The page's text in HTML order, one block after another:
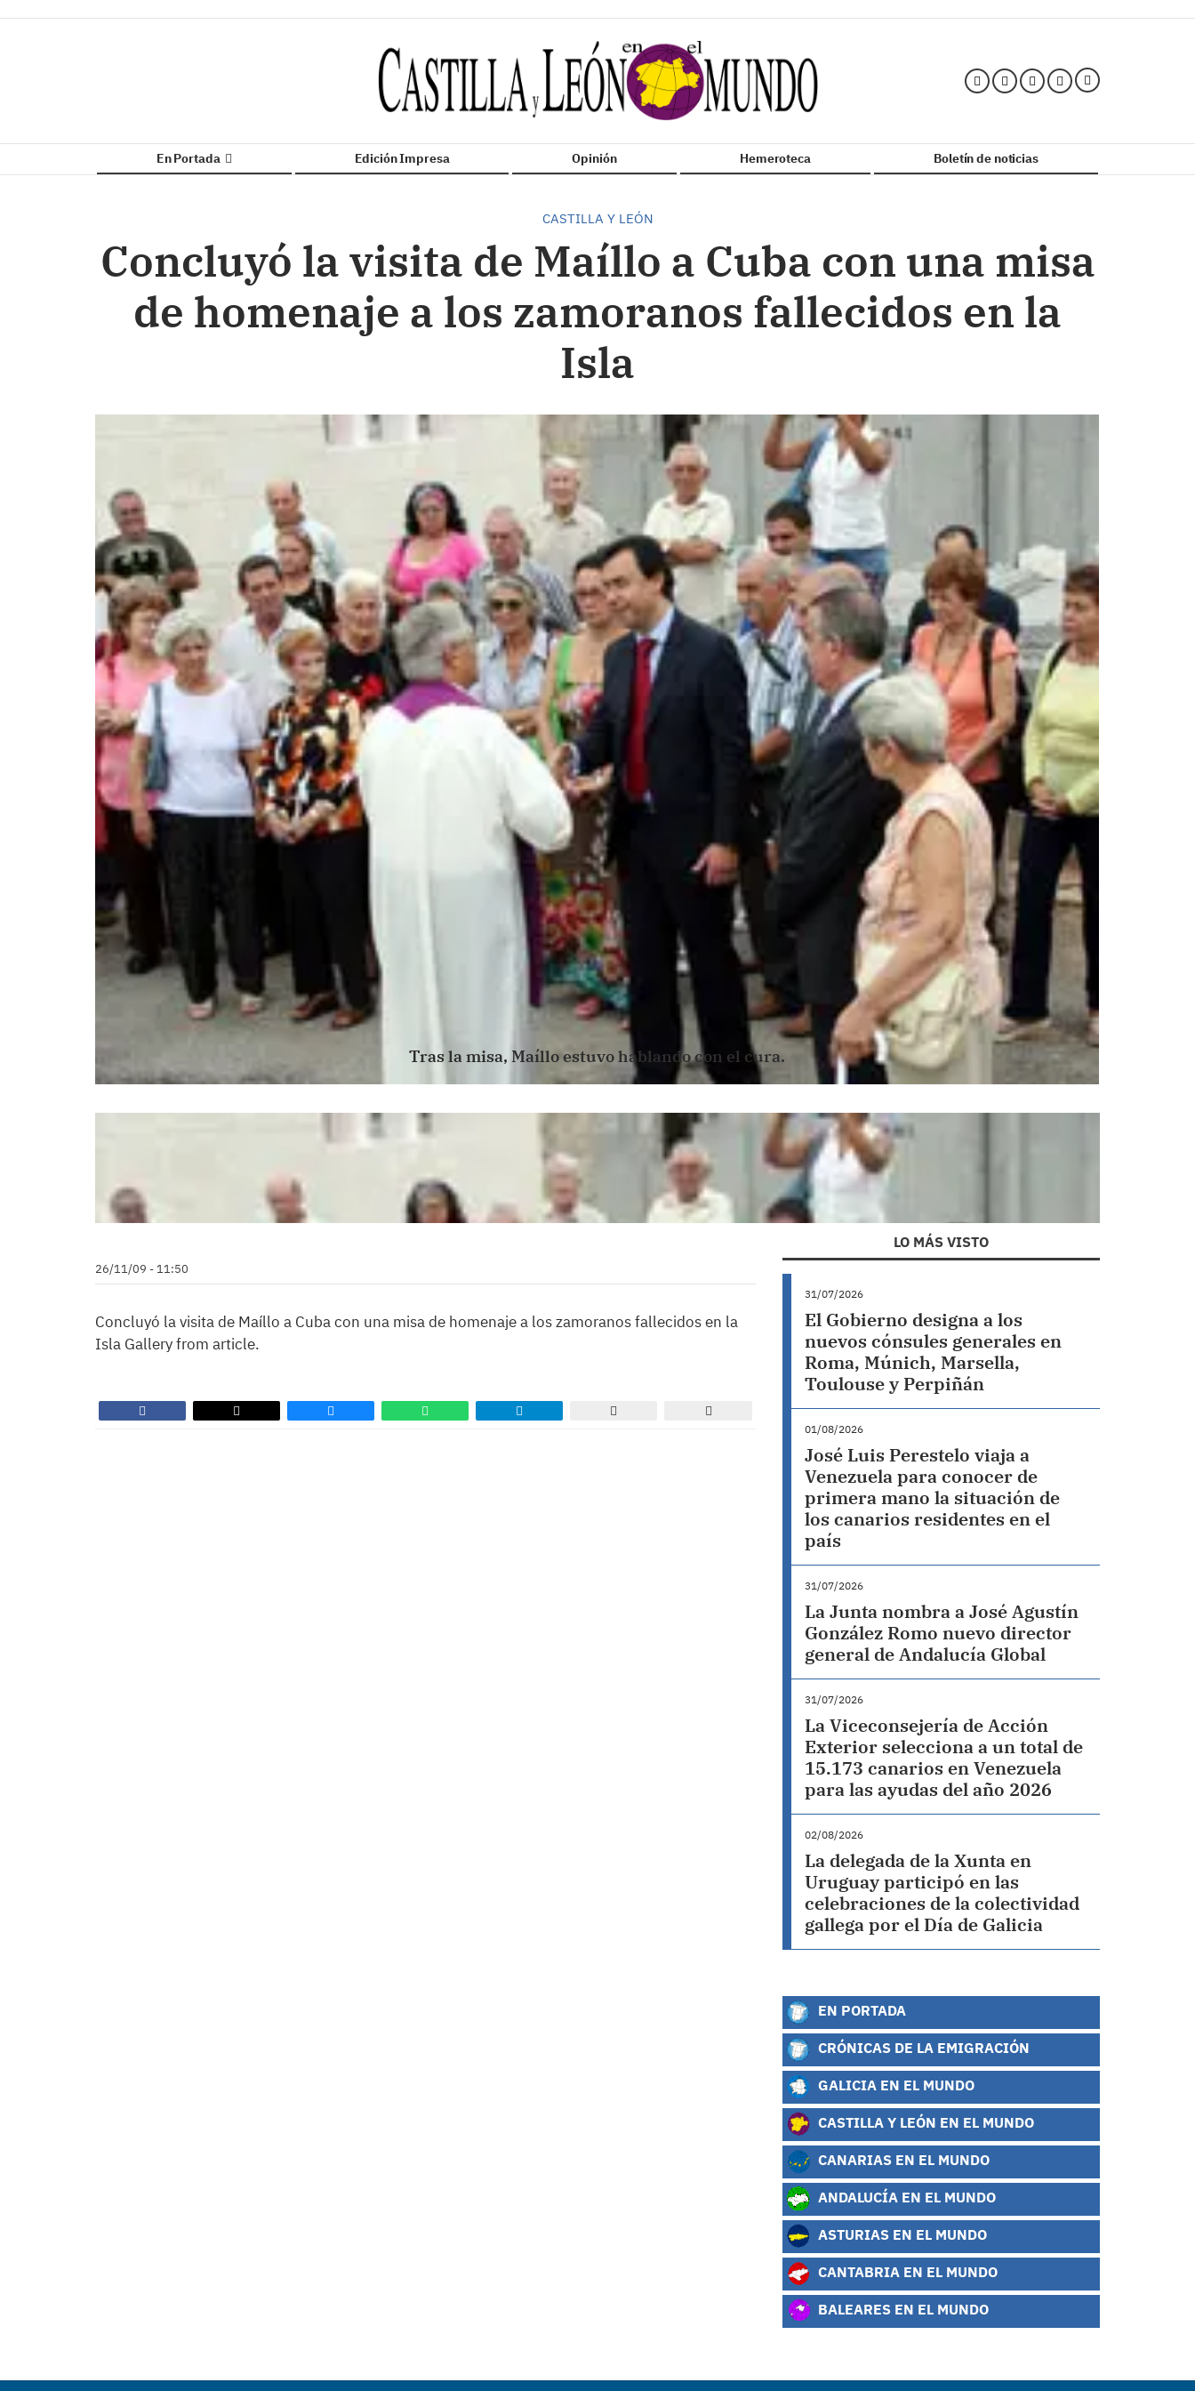
En Portada Edición Impresa Opinión Hemeroteca Boletín de noticias
CASTILLA Y LEÓN
Concluyó la visita de Maíllo a Cuba con una misa
de homenaje a los zamoranos fallecidos en la
Isla
Tras la misa, Maíllo estuvo hablando con el cura.
26/11/09 - 11:50
Concluyó la visita de Maíllo a Cuba con una misa de homenaje a los zamoranos fallecidos en la
Isla Gallery from article.
LO MÁS VISTO
31/07/2026
El Gobierno designa a los
nuevos cónsules generales en
Roma, Múnich, Marsella,
Toulouse y Perpiñán
01/08/2026
José Luis Perestelo viaja a
Venezuela para conocer de
primera mano la situación de
los canarios residentes en el
país
31/07/2026
La Junta nombra a José Agustín
González Romo nuevo director
general de Andalucía Global
31/07/2026
La Viceconsejería de Acción
Exterior selecciona a un total de
15.173 canarios en Venezuela
para las ayudas del año 2026
02/08/2026
La delegada de la Xunta en
Uruguay participó en las
celebraciones de la colectividad
gallega por el Día de Galicia
EN PORTADA
CRÓNICAS DE LA EMIGRACIÓN
GALICIA EN EL MUNDO
CASTILLA Y LEÓN EN EL MUNDO
CANARIAS EN EL MUNDO
ANDALUCÍA EN EL MUNDO
ASTURIAS EN EL MUNDO
CANTABRIA EN EL MUNDO
BALEARES EN EL MUNDO